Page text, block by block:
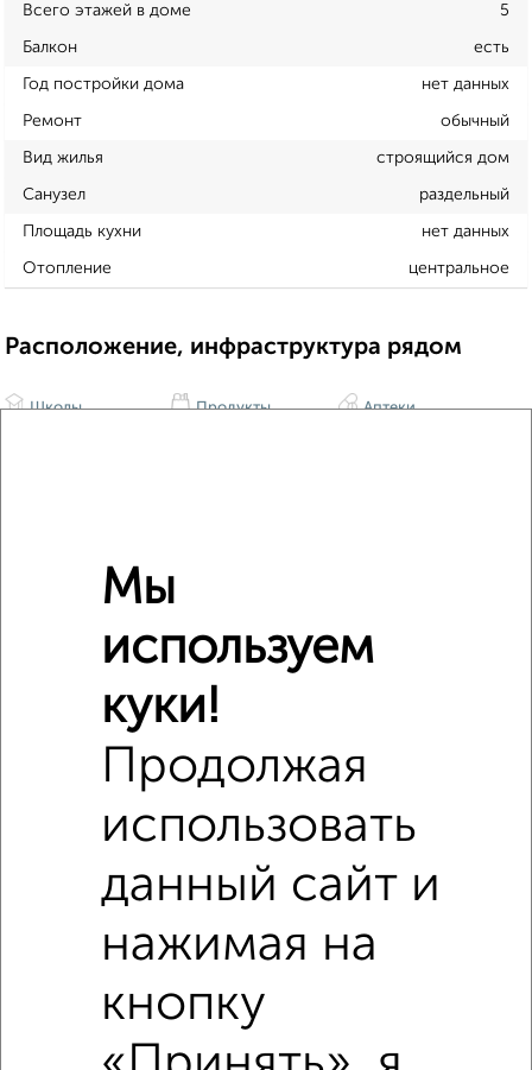
Всего этажей в доме 5
Балкон есть
Год постройки дома нет данных
Ремонт обычный
Вид жилья строящийся дом
Санузел раздельный
Площадь кухни нет данных
Отопление центральное
Расположение, инфраструктура рядом
Школы Продукты Аптеки
4‑комнатные квартиры с похожей площадью ±10%
Мы
используем
куки!
Продолжая
использовать
данный сайт и
нажимая на
кнопку